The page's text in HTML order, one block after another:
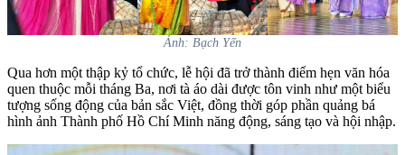
Ảnh: Bạch Yến
Qua hơn một thập kỷ tổ chức, lễ hội đã trở thành điểm hẹn văn hóa
quen thuộc mỗi tháng Ba, nơi tà áo dài được tôn vinh như một biểu
tượng sống động của bản sắc Việt, đồng thời góp phần quảng bá
hình ảnh Thành phố Hồ Chí Minh năng động, sáng tạo và hội nhập.